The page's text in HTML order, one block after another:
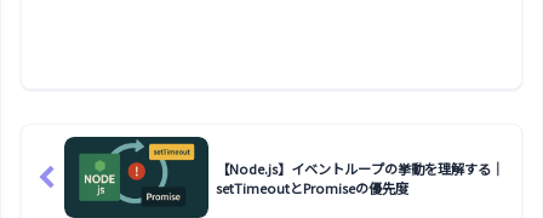
【Node.js】イベントループの挙動を理解する｜
setTimeoutとPromiseの優先度